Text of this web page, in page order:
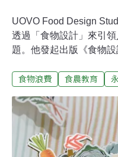
UOVO Food Design
透過「食物設計」來引
題。他發起出版《食物
同於擺盤藝術時，詹慧
會議題的入口。從一杯
每一次提問，都是一場
慧珍走過十餘年實踐後
他，畢業後原本計劃進
食物浪費 食農教育